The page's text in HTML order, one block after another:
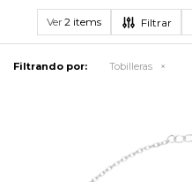
Ver
Filtrando por: Tobilleras